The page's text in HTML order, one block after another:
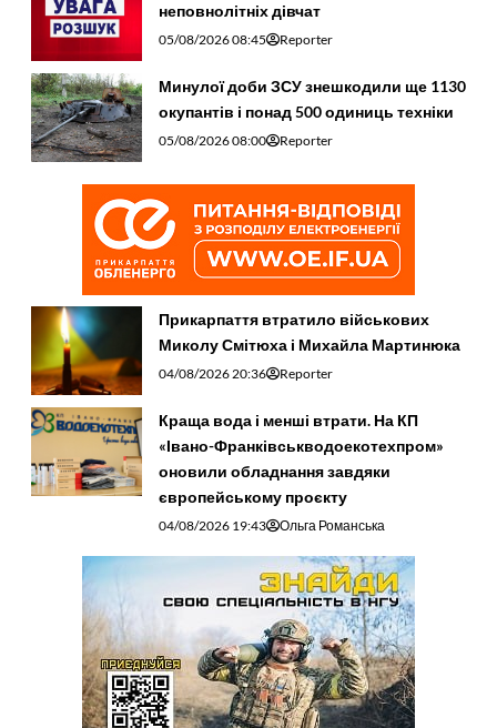
неповнолітніх дівчат
05/08/2026 08:45 Reporter
Минулої доби ЗСУ знешкодили ще 1130
окупантів і понад 500 одиниць техніки
05/08/2026 08:00 Reporter
Прикарпаття втратило військових
Миколу Смітюха і Михайла Мартинюка
04/08/2026 20:36 Reporter
Краща вода і менші втрати. На КП
«Івано-Франківськводоекотехпром»
оновили обладнання завдяки
європейському проєкту
04/08/2026 19:43 Ольга Романська